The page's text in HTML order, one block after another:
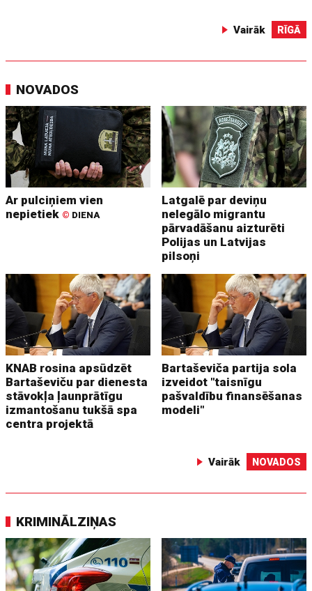
Vairāk RĪGĀ
NOVADOS
Ar pulciņiem vien
nepietiek © DIENA
Latgalē par deviņu
nelegālo migrantu
pārvadāšanu aizturēti
Polijas un Latvijas
pilsoņi
KNAB rosina apsūdzēt
Bartaševiču par dienesta
stāvokļa ļaunprātīgu
izmantošanu tukšā spa
centra projektā
Bartaševiča partija sola
izveidot "taisnīgu
pašvaldību finansēšanas
modeli"
Vairāk NOVADOS
KRIMINĀLZIŅAS